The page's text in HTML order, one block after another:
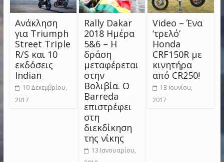
Ανάκληση
για Triumph
Street Triple
R/S και 10
εκδόσεις
Indian
10 Δεκεμβρίου,
2017
Rally Dakar
2018 Ημέρα
5&6 – Η
δράση
μεταφέρεται
στην
Βολιβία. Ο
Barreda
επιστρέφει
στη
διεκδίκηση
της νίκης
13 Ιανουαρίου,
Video – Ένα
‘τρελό’
Honda
CRF150R με
κινητήρα
από CR250!
13 Ιουνίου,
2017